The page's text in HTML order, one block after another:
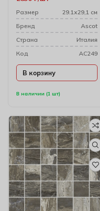
В наличии (1 шт)
Размер
29.1х29,1 см
Бренд
Ascot
Cтрана
Италия
Код
AC249
В корзину